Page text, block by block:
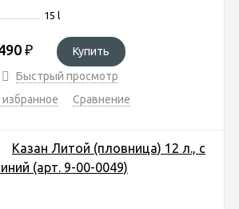
15 l
₽
Купить
Быстрый просмотр
избранное
Сравнение
Казан Литой (пловница) 12 л., с
(арт. 9-00-0049)